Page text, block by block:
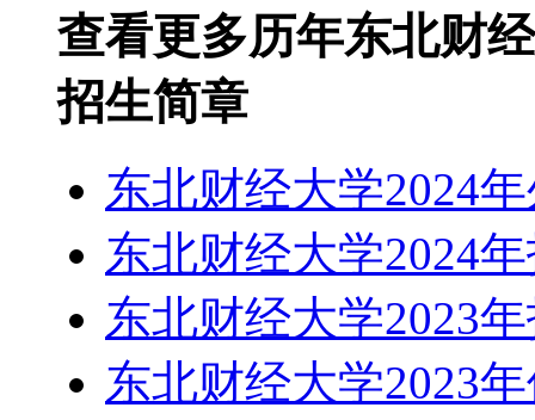
查看更多历年东北财
招生简章
东北财经大学2024
东北财经大学2024
东北财经大学2023
东北财经大学2023